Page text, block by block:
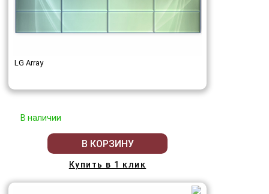
LG Array
В наличии
В КОРЗИНУ
Купить в 1 клик